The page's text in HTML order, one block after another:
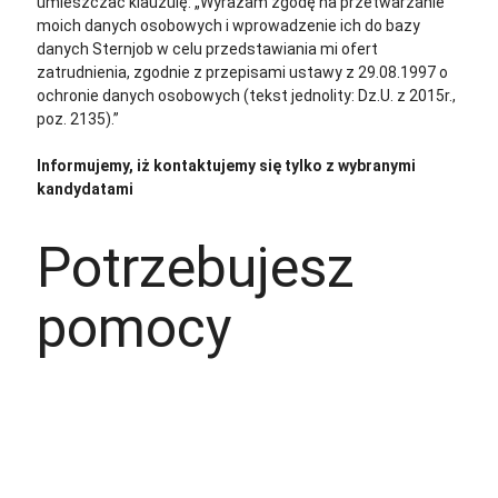
moich danych osobowych i wprowadzenie ich do bazy
danych Sternjob w celu przedstawiania mi ofert
zatrudnienia, zgodnie z przepisami ustawy z 29.08.1997 o
ochronie danych osobowych (tekst jednolity: Dz.U. z 2015r.,
poz. 2135).”
Informujemy, iż kontaktujemy się tylko z wybranymi
kandydatami
Potrzebujesz
pomocy